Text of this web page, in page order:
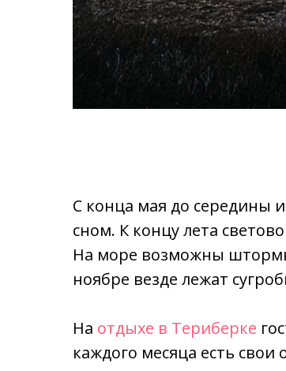
С конца мая до середины
сном. К концу лета
На море возможны
ноябре везде лежат
На отдыхе в Териберке
каждого месяца есть свои